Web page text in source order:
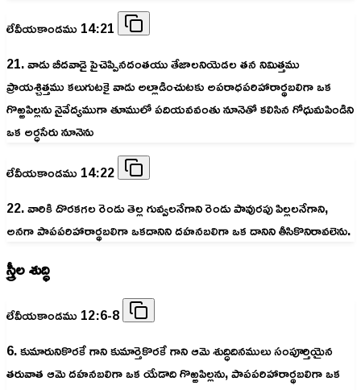
లేవీయకాండము 14:21
21. వాడు బీదవాడై పైచెప్పినదంతయు తేజాలనియెడల తన నిమిత్తము
ప్రాయశ్చిత్తము కలుగుటకై వాడు అల్లాడించుటకు అపరాధపరిహారార్థబలిగా ఒక
గొఱ్ఱపిల్లను నైవేద్యముగా తూములో పదియవవంతు నూనెతో కలిసిన గోధుమపిండిని
ఒక అర్ధసేరు నూనెను
లేవీయకాండము 14:22
22. వారికి దొరకగల రెండు తెల్ల గువ్వలనేగాని రెండు పావురపు పిల్లలనేగాని,
అనగా పాపపరిహారార్థబలిగా ఒకదానిని దహనబలిగా ఒక దానిని తీసికొనిరావలెను.
స్త్రీల శుద్ధి
లేవీయకాండము 12:6-8
6. కుమారునికొరకే గాని కుమార్తెకొరకే గాని ఆమె శుద్ధిదినములు సంపూర్తియైన
తరువాత ఆమె దహనబలిగా ఒక యేడాది గొఱ్ఱపిల్లను, పాపపరిహారార్థబలిగా ఒక